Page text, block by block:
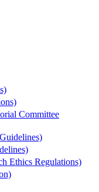
Committee
Ethics Regulations)